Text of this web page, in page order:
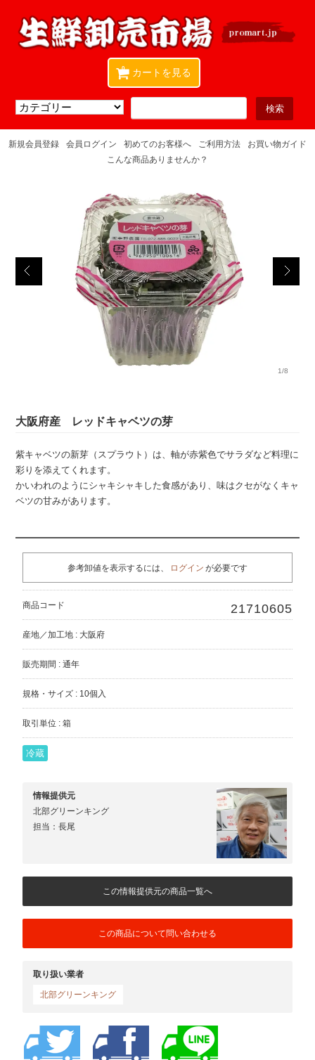
カートを見る
0
新規会員登録 会員ログイン 初めてのお客様へ ご利用方法
お買い物ガイド
こんな商品ありませんか？
1/8
大阪府産 レッドキャベツの芽
紫キャベツの新芽（スプラウト）は、軸が赤紫色でサラダなど料理に
彩りを添えてくれます。
かいわれのようにシャキシャキした食感があり、味はクセがなくキャ
ベツの甘みがあります。
参考卸値を表示するには、 ログイン が必要です
商品コード 21710605
産地／加工地 : 大阪府
販売期間 : 通年
規格・サイズ : 10個入
取引単位 : 箱
冷蔵
情報提供元
北部グリーンキング
担当：長尾
この情報提供元の商品一覧へ
この商品について問い合わせる
取り扱い業者
北部グリーンキング